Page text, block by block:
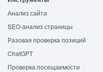
Анализ сайта
SEO-анализ страницы
Разовая проверка позиций
ChatGPT
Проверка посещаемости